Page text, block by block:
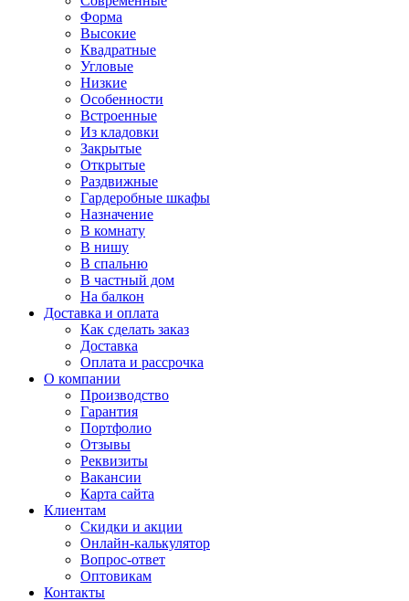
Форма
Высокие
Квадратные
Угловые
Низкие
Особенности
Встроенные
Из кладовки
Закрытые
Открытые
Раздвижные
Гардеробные шкафы
Назначение
В комнату
В нишу
В спальню
В частный дом
На балкон
Доставка и оплата
Как сделать заказ
Доставка
Оплата и рассрочка
О компании
Производство
Гарантия
Портфолио
Отзывы
Реквизиты
Вакансии
Карта сайта
Клиентам
Скидки и акции
Онлайн-калькулятор
Вопрос-ответ
Оптовикам
Контакты